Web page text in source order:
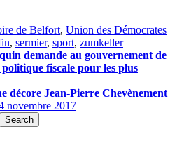
de Belfort, Union des Démocrates
, sermier, sport, zumkeller
demande au gouvernement de
fiscale pour les plus
décore Jean-Pierre Chevènement
novembre 2017